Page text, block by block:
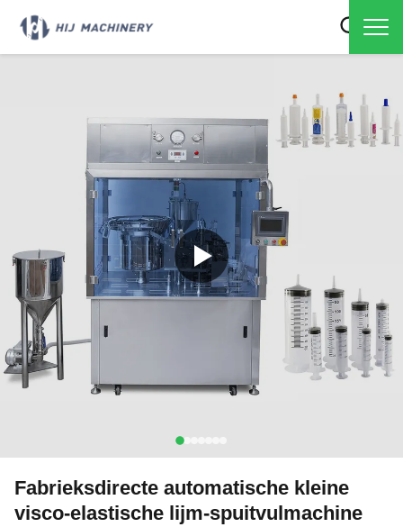
Fabrieksdirecte automatische kleine
visco-elastische lijm-spuitvulmachine